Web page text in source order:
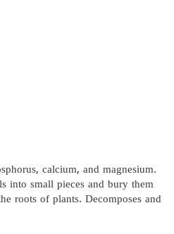
calcium, and magnesium.
into small pieces and bury them
roots of plants. Decomposes and